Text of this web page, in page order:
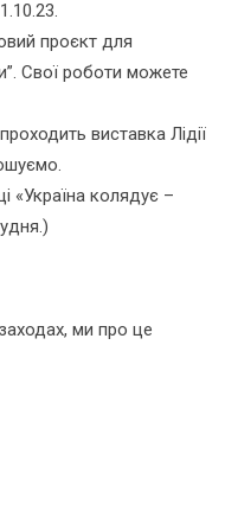
проєкт для
Свої роботи можете
виставка Лідії
«Україна колядує –
ми про це